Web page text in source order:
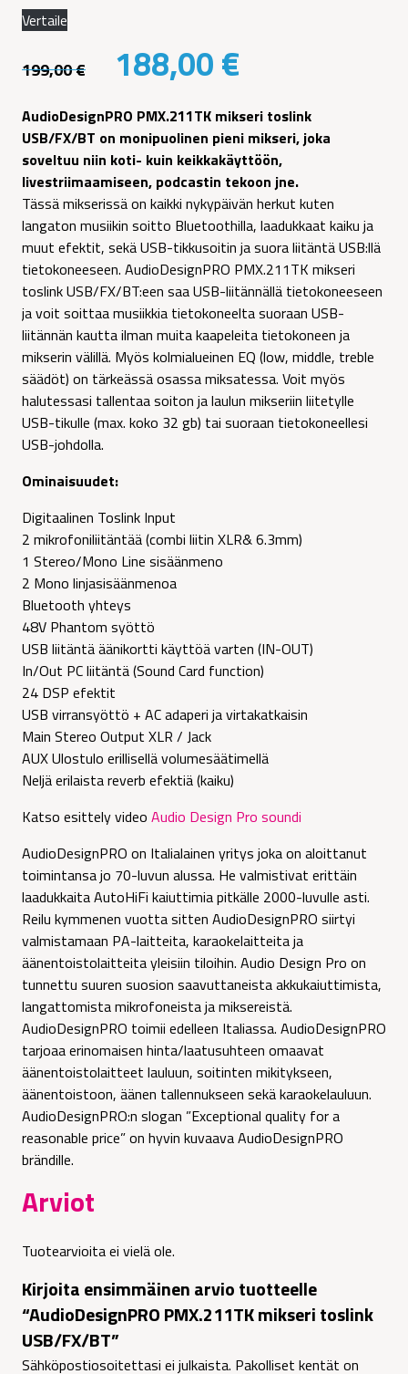
toslink
USB/FX/BT
Vertaile
199,00€ Alkuperäinen
hinta
oli:
199,00 €.
188,00€
hinta
on:
188,00 €.
AudioDesignPRO PMX.211TK mikseri toslink
USB/FX/BT on monipuolinen pieni mikseri, joka
soveltuu niin koti- kuin keikkakäyttöön,
livestriimaamiseen, podcastin tekoon jne.
Tässä mikserissä on kaikki nykypäivän herkut kuten
langaton musiikin soitto Bluetoothilla, laadukkaat kaiku ja
muut efektit, sekä USB-tikkusoitin ja suora liitäntä USB:llä
tietokoneeseen. AudioDesignPRO PMX.211TK mikseri
toslink USB/FX/BT:een saa USB-liitännällä tietokoneeseen
ja voit soittaa musiikkia tietokoneelta suoraan USB-
liitännän kautta ilman muita kaapeleita tietokoneen ja
mikserin välillä. Myös kolmialueinen EQ (low, middle, treble
säädöt) on tärkeässä osassa miksatessa. Voit myös
halutessasi tallentaa soiton ja laulun mikseriin liitetylle
USB-tikulle (max. koko 32 gb) tai suoraan tietokoneellesi
USB-johdolla.
Ominaisuudet:
Digitaalinen Toslink Input
2 mikrofoniliitäntää (combi liitin XLR& 6.3mm)
1 Stereo/Mono Line sisäänmeno
2 Mono linjasisäänmenoa
Bluetooth yhteys
​​​​​​​48V Phantom syöttö
USB liitäntä äänikortti käyttöä varten (IN-OUT)
In/Out PC liitäntä (Sound Card function)
24 DSP efektit
USB virransyöttö + AC adaperi ja virtakatkaisin
Main Stereo Output XLR / Jack
AUX Ulostulo erillisellä volumesäätimellä
Neljä erilaista reverb efektiä (kaiku)
Katso esittely video Audio Design Pro soundi
AudioDesignPRO on Italialainen yritys joka on aloittanut
toimintansa jo 70-luvun alussa. He valmistivat erittäin
laadukkaita AutoHiFi kaiuttimia pitkälle 2000-luvulle asti.
Reilu kymmenen vuotta sitten AudioDesignPRO siirtyi
valmistamaan PA-laitteita, karaokelaitteita ja
äänentoistolaitteita yleisiin tiloihin. Audio Design Pro on
tunnettu suuren suosion saavuttaneista akkukaiuttimista,
langattomista mikrofoneista ja miksereistä.
AudioDesignPRO toimii edelleen Italiassa. AudioDesignPRO
tarjoaa erinomaisen hinta/laatusuhteen omaavat
äänentoistolaitteet lauluun, soitinten mikitykseen,
äänentoistoon, äänen tallennukseen sekä karaokelauluun.
AudioDesignPRO:n slogan ”Exceptional quality for a
reasonable price” on hyvin kuvaava AudioDesignPRO
brändille.
Arviot
Tuotearvioita ei vielä ole.
Kirjoita ensimmäinen arvio tuotteelle
“AudioDesignPRO PMX.211TK mikseri toslink
USB/FX/BT”
Sähköpostiosoitettasi ei julkaista. Pakolliset kentät on